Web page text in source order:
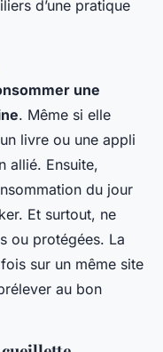
d’une pratique
une
. Même si elle
livre ou une appli
allié. Ensuite,
du jour
Et surtout, ne
ou protégées. La
sur un même site
au bon